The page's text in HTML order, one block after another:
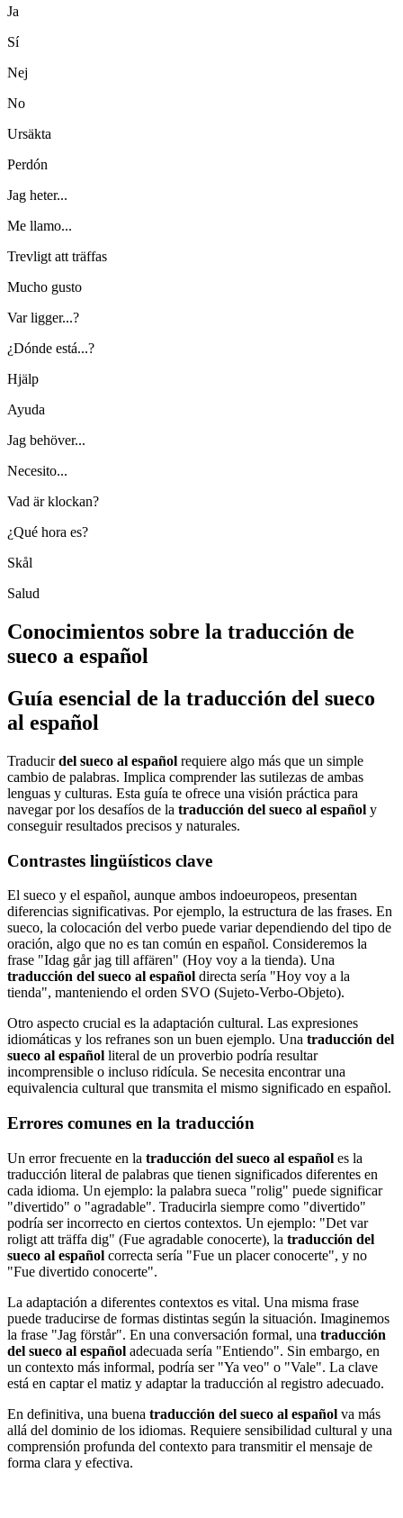
Ja
Sí
Nej
No
Ursäkta
Perdón
Jag heter...
Me llamo...
Trevligt att träffas
Mucho gusto
Var ligger...?
¿Dónde está...?
Hjälp
Ayuda
Jag behöver...
Necesito...
Vad är klockan?
¿Qué hora es?
Skål
Salud
Conocimientos sobre la traducción de
sueco a español
Guía esencial de la traducción del sueco
al español
Traducirdel sueco al español requiere algo más que un simple
cambio de palabras. Implica comprender las sutilezas de ambas
lenguas y culturas. Esta guía te ofrece una visión práctica para
navegar por los desafíos de la traducción del sueco al español y
conseguir resultados precisos y naturales.
Contrastes lingüísticos clave
El sueco y el español, aunque ambos indoeuropeos, presentan
diferencias significativas. Por ejemplo, la estructura de las frases. En
sueco, la colocación del verbo puede variar dependiendo del tipo de
oración, algo que no es tan común en español. Consideremos la
frase "Idag går jag till affären" (Hoy voy a la tienda). Una
traducción del sueco al español directa sería "Hoy voy a la
tienda", manteniendo el orden SVO (Sujeto-Verbo-Objeto).
Otro aspecto crucial es la adaptación cultural. Las expresiones
idiomáticas y los refranes son un buen ejemplo. Una traducción del
sueco al español literal de un proverbio podría resultar
incomprensible o incluso ridícula. Se necesita encontrar una
equivalencia cultural que transmita el mismo significado en español.
Errores comunes en la traducción
Un error frecuente en la traducción del sueco al español es la
traducción literal de palabras que tienen significados diferentes en
cada idioma. Un ejemplo: la palabra sueca "rolig" puede significar
"divertido" o "agradable". Traducirla siempre como "divertido"
podría ser incorrecto en ciertos contextos. Un ejemplo: "Det var
roligt att träffa dig" (Fue agradable conocerte), la traducción del
sueco al español correcta sería "Fue un placer conocerte", y no
"Fue divertido conocerte".
La adaptación a diferentes contextos es vital. Una misma frase
puede traducirse de formas distintas según la situación. Imaginemos
la frase "Jag förstår". En una conversación formal, una traducción
del sueco al español adecuada sería "Entiendo". Sin embargo, en
un contexto más informal, podría ser "Ya veo" o "Vale". La clave
está en captar el matiz y adaptar la traducción al registro adecuado.
En definitiva, una buena traducción del sueco al español va más
allá del dominio de los idiomas. Requiere sensibilidad cultural y una
comprensión profunda del contexto para transmitir el mensaje de
forma clara y efectiva.